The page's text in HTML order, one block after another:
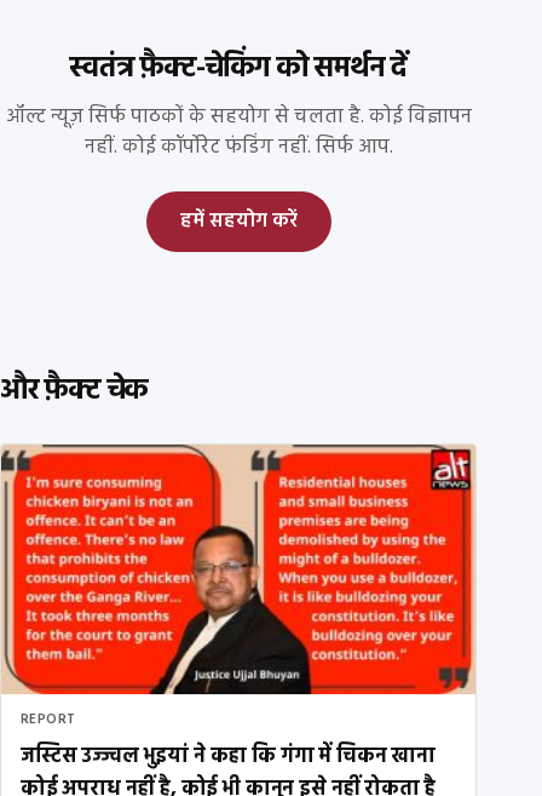
स्वतंत्र फ़ैक्ट-चेकिंग को समर्थन दें
ऑल्ट न्यूज़ सिर्फ पाठकों के सहयोग से चलता है. कोई विज्ञापन
नहीं. कोई कॉर्पोरेट फंडिंग नहीं. सिर्फ आप.
हमें सहयोग करें
और फ़ैक्ट चेक
REPORT
जस्टिस उज्ज्वल भुइयां ने कहा कि गंगा में चिकन खाना
कोई अपराध नहीं है, कोई भी कानून इसे नहीं रोकता है